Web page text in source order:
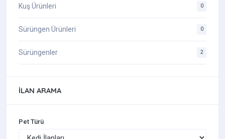
Kuş Ürünleri 0
Sürüngen Ürünleri 0
Sürüngenler 2
İLAN ARAMA
Pet Türü